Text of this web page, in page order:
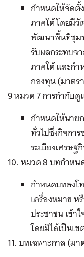
กำหนดให้จัดตั้
ภาคใต้ โดยมี
พัฒนาพื้นที่ชุม
รับผลกระทบจ
ภาคใต้ และก
กองทุน (มาตร
9 หมวด 7 การกำกับดู
กำหนดให้นาย
ทั่วไปซึ่งกิจกา
ระเบียงเศรษ
10. หมวด 8 บทกำหน
กำหนดบทลงโ
เครื่องหมาย ห
ประชาชน เข้า
โดยมิได้เป็นเ
11. บทเฉพาะกาล (มา